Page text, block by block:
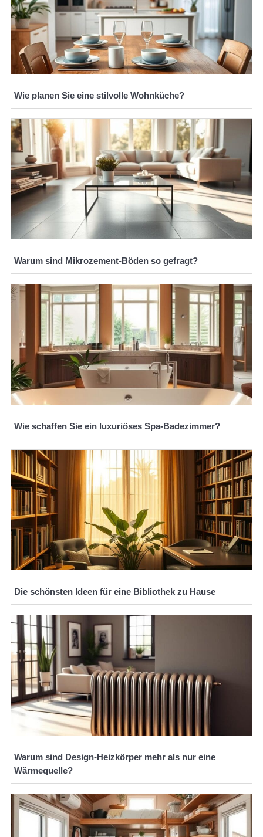
Wie planen Sie eine stilvolle Wohnküche?
Warum sind Mikrozement-Böden so gefragt?
Wie schaffen Sie ein luxuriöses Spa-Badezimmer?
Die schönsten Ideen für eine Bibliothek zu Hause
Warum sind Design-Heizkörper mehr als nur eine
Wärmequelle?